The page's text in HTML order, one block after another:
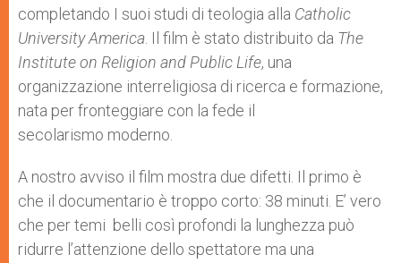
completando I suoi studi di teologia alla Catholic
University America . Il film è stato distribuito da The
Institute on Religion and Public Life, una
organizzazione interreligiosa di ricerca e formazione,
nata per fronteggiare con la fede il
secolarismo moderno.
A nostro avviso il film mostra due difetti. Il primo è
che il documentario è troppo corto: 38 minuti. E’ vero
che per temi belli così profondi la lunghezza può
ridurre l’attenzione dello spettatore ma una